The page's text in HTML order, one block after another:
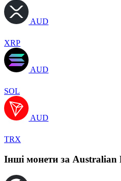
AUD
XRP
AUD
SOL
AUD
TRX
Інші монети за